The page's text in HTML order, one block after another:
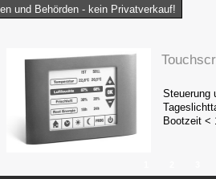
und Behörden - kein Privatverkauf!
Steuerung
Bootzeit <